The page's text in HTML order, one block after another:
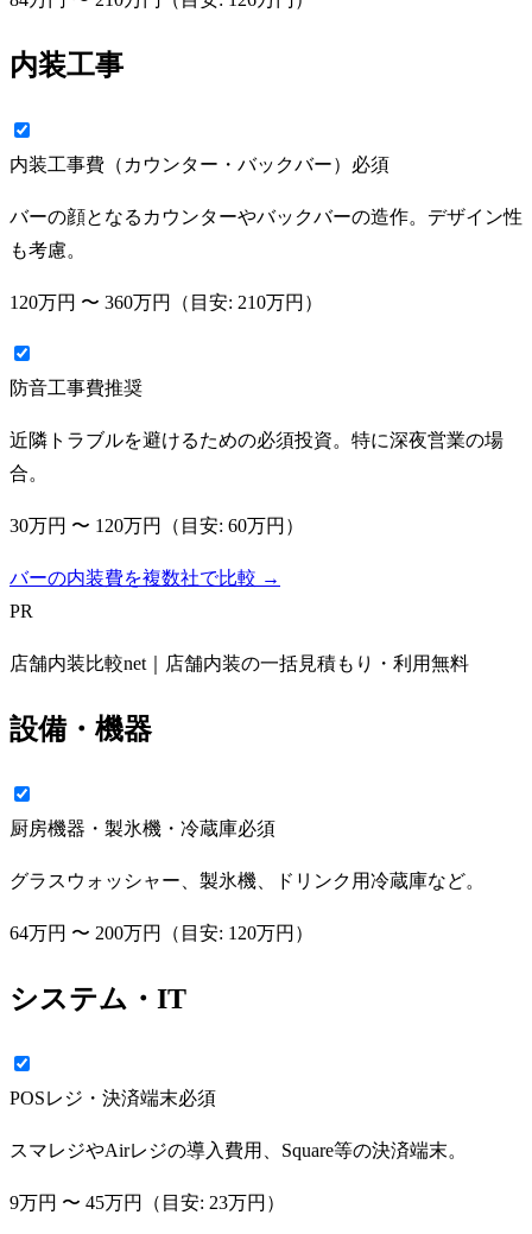
内装工事
内装工事費（カウンター・バックバー） 必須
バーの顔となるカウンターやバックバーの造作。デザイン性
も考慮。
120万円 〜 360万円 （目安: 210万円 ）
防音工事費推奨
近隣トラブルを避けるための必須投資。特に深夜営業の場
合。
30万円 〜 120万円 （目安: 60万円 ）
バーの内装費を複数社で比較 →
PR
店舗内装比較net｜店舗内装の一括見積もり・利用無料
設備・機器
厨房機器・製氷機・冷蔵庫必須
グラスウォッシャー、製氷機、ドリンク用冷蔵庫など。
64万円 〜 200万円 （目安: 120万円 ）
システム・IT
POSレジ・決済端末必須
スマレジやAirレジの導入費用、Square等の決済端末。
9万円 〜 45万円 （目安: 23万円 ）